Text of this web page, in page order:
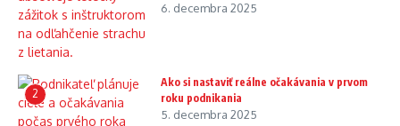
6. decembra 2025
2
Ako si nastaviť reálne očakávania v prvom
roku podnikania
5. decembra 2025